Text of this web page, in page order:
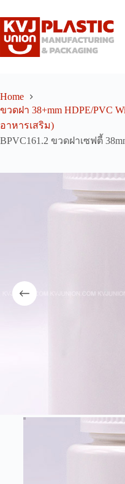
to
content
Home
ขวดฝา 38+mm HDPE/PVC
อาหารเสริม)
BPVC161.2 ขวดฝาเซฟตี้